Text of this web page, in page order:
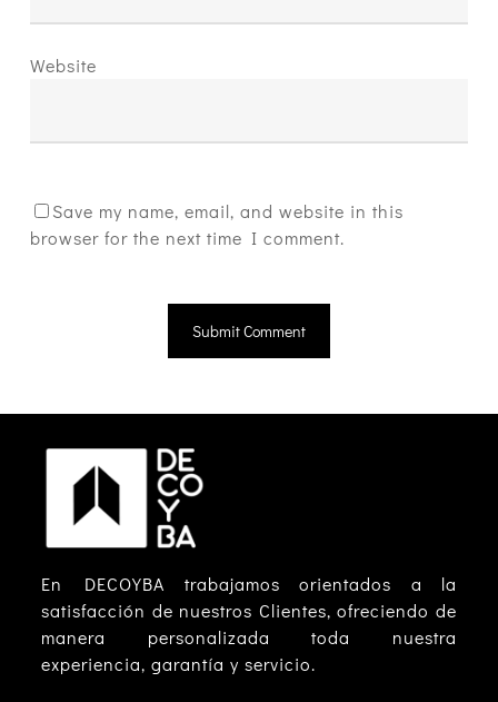
Website
Save my name, email, and website in this
browser for the next time I comment.
En DECOYBA trabajamos orientados a la
satisfacción de nuestros Clientes, ofreciendo de
manera personalizada toda nuestra
experiencia, garantía y servicio.